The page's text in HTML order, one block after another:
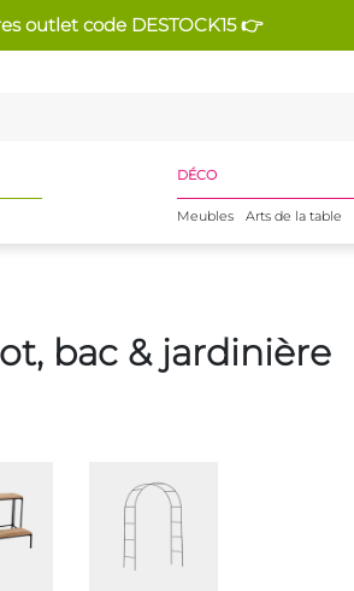
outlet code DESTOCK15 👉
DÉCO
Meubles Arts de la table
bac & jardinière